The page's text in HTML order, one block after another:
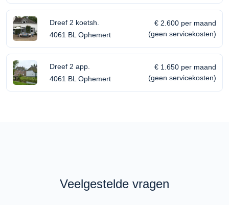
Dreef 2 koetsh.
4061 BL Ophemert
€ 2.600 per maand
(geen servicekosten)
Dreef 2 app.
4061 BL Ophemert
€ 1.650 per maand
(geen servicekosten)
Veelgestelde vragen